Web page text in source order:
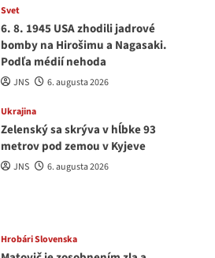
Svet
6. 8. 1945 USA zhodili jadrové
bomby na Hirošimu a Nagasaki.
Podľa médií nehoda
JNS 6. augusta 2026
Ukrajina
Zelenský sa skrýva v hĺbke 93
metrov pod zemou v Kyjeve
JNS 6. augusta 2026
Hrobári Slovenska